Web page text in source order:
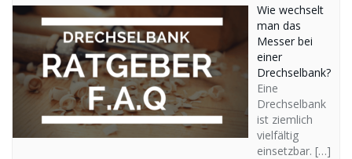
Wie wechselt
man das
Messer bei
einer
Drechselbank?
Eine
Drechselbank
ist ziemlich
vielfältig
einsetzbar. […]